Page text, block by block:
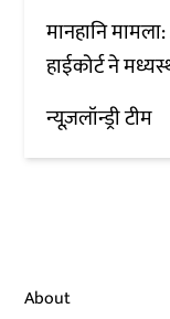
मानहानि
हाईकोर्ट ने
न्यूज़लॉन्ड्री टीम
About